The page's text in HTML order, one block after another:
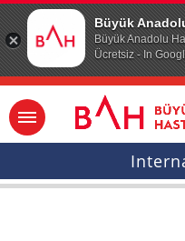
Büyük
Büyük Anadolu
Ücretsiz - In
Ana icerige atla